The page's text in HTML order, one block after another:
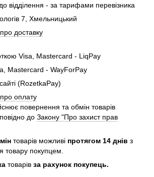
відділення - за тарифами перевізника
7, Хмельницький
доставку
Visa, Mastercard - LiqPay
Mastercard - WayForPay
(RozetkaPay)
оплату
повернення та обмін товарів
до Закону "Про захист прав
товарів можливі протягом 14 днів з
товару покупцем.
товарів за рахунок покупець.